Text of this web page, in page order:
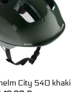
City 540 khaki